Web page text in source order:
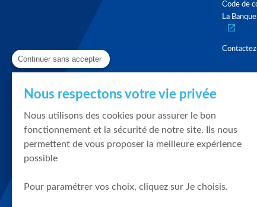
Code de
La
Continuer sans accepter
Nous respectons votre vie privée
Nous utilisons des cookies pour assurer le bon
fonctionnement et la sécurité de notre site. Ils nous
permettent de vous proposer la meilleure expérience
possible
Pour paramétrer vos choix, cliquez sur Je choisis.